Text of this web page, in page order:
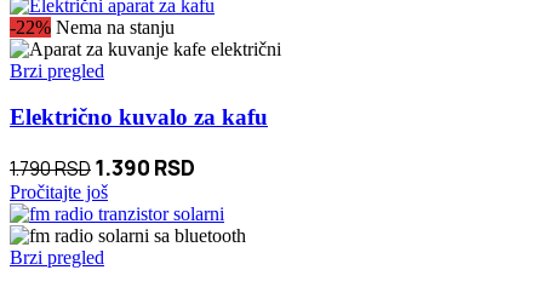
-22% Nema na stanju
Brzi pregled
Električno kuvalo za kafu
1.790RSDOriginalna
cena
je
bila:
1.390 RSD
je:
1.390 RSD.
Pročitajte još
Brzi pregled